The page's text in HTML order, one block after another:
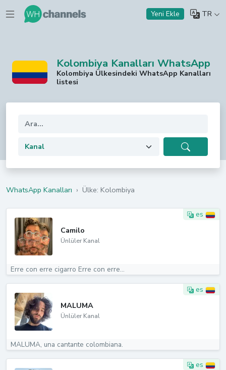
Yeni Ekle TR
Kolombiya Kanalları WhatsApp
Kolombiya Ülkesindeki WhatsApp Kanalları
listesi
WhatsApp Kanalları › Ülke: Kolombiya
es
Camilo
Ünlüler Kanal
Erre con erre cigarro Erre con erre...
es
MALUMA
Ünlüler Kanal
MALUMA, una cantante colombiana.
es